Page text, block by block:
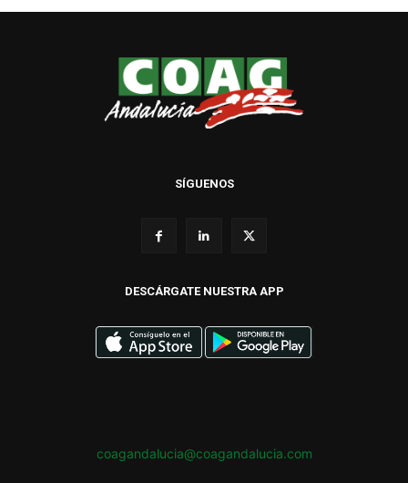
SÍGUENOS
DESCÁRGATE NUESTRA APP
coagandalucia@coagandalucia.com